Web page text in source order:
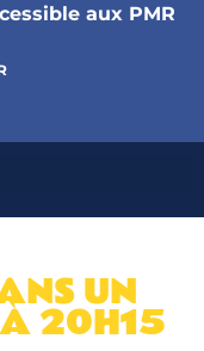
aux PMR
UN
20H15